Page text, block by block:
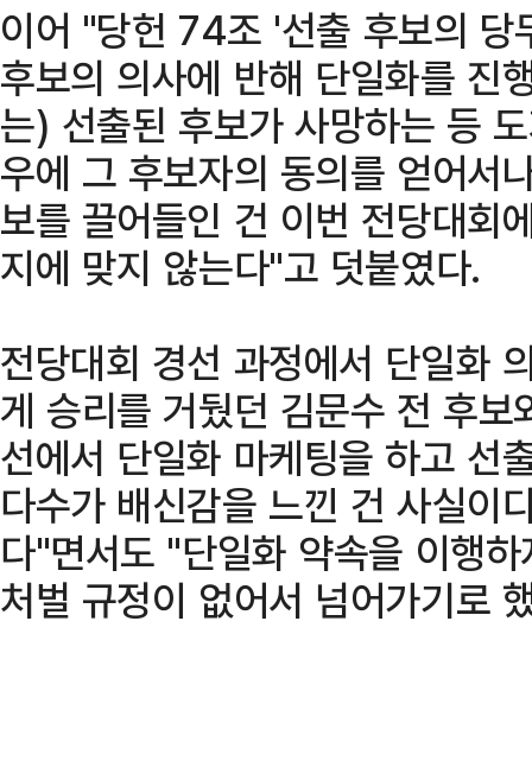
이어 "당헌 74조 '선출 후보의 당
후보의 의사에 반해 단일화를 진
는) 선출된 후보가 사망하는 등
우에 그 후보자의 동의를 얻어서
보를 끌어들인 건 이번 전당대회
지에 맞지 않는다"고 덧붙였다.
전당대회 경선 과정에서 단일화
게 승리를 거뒀던 김문수 전 후
선에서 단일화 마케팅을 하고 선
다수가 배신감을 느낀 건 사실이
다"면서도 "단일화 약속을 이행
처벌 규정이 없어서 넘어가기로